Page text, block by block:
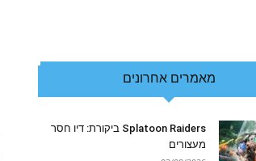
מאמרים אחרונים
Splatoon Raiders ביקורת: דיו חסר
מעצורים